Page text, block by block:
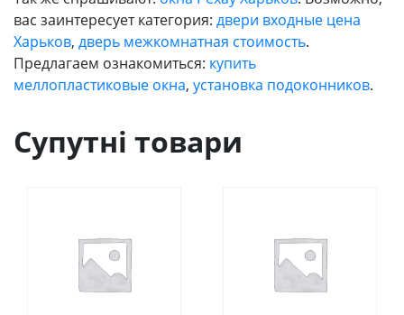
вас заинтересует категория: двери входные цена
Харьков, дверь межкомнатная стоимость.
Предлагаем ознакомиться: купить
меллопластиковые окна, установка подоконников.
Супутні товари